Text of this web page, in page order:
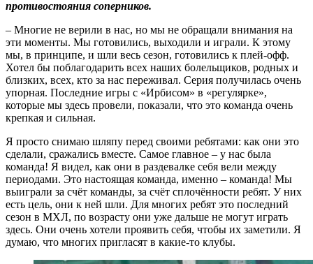
противостояния соперников.
– Многие не верили в нас, но мы не обращали внимания на
эти моменты. Мы готовились, выходили и играли. К этому
мы, в принципе, и шли весь сезон, готовились к плей-офф.
Хотел бы поблагодарить всех наших болельщиков, родных и
близких, всех, кто за нас переживал. Серия получилась очень
упорная. Последние игры с «Ирбисом» в «регулярке»,
которые мы здесь провели, показали, что это команда очень
крепкая и сильная.
Я просто снимаю шляпу перед своими ребятами: как они это
сделали, сражались вместе. Самое главное – у нас была
команда! Я видел, как они в раздевалке себя вели между
периодами. Это настоящая команда, именно – команда! Мы
выиграли за счёт команды, за счёт сплочённости ребят. У них
есть цель, они к ней шли. Для многих ребят это последний
сезон в МХЛ, по возрасту они уже дальше не могут играть
здесь. Они очень хотели проявить себя, чтобы их заметили. Я
думаю, что многих пригласят в какие-то клубы.